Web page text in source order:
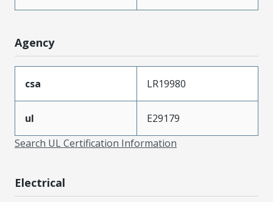
Agency
csa LR19980
ul
E29179
Search UL Certification Information
Electrical